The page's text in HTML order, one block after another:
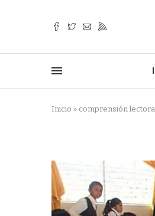
Inicio » comprensión lectora